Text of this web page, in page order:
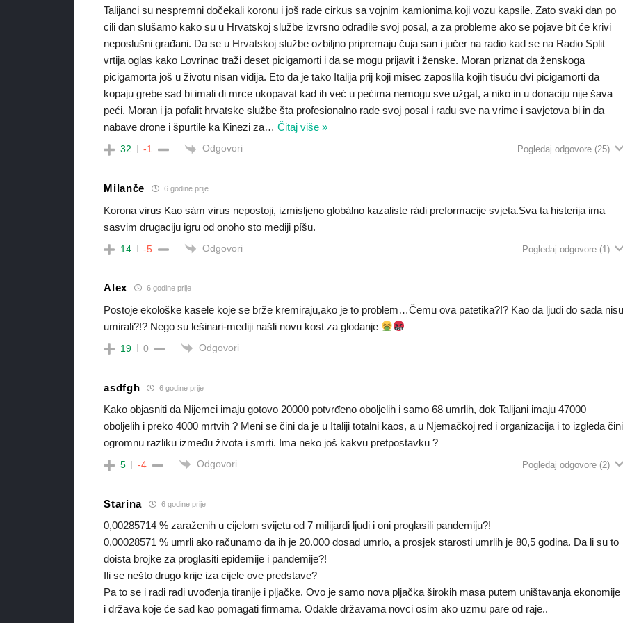
Talijanci su nespremni dočekali koronu i još rade cirkus sa vojnim kamionima koji vozu kapsile. Zato svaki dan po
cili dan slušamo kako su u Hrvatskoj službe izvrsno odradile svoj posal, a za probleme ako se pojave bit će krivi
neposlušni građani. Da se u Hrvatskoj službe ozbiljno pripremaju čuja san i jučer na radio kad se na Radio Split
vrtija oglas kako Lovrinac traži deset picigamorti i da se mogu prijavit i ženske. Moran priznat da ženskoga
picigamorta još u životu nisan vidija. Eto da je tako Italija prij koji misec zaposlila kojih tisuću dvi picigamorti da
kopaju grebe sad bi imali di mrce ukopavat kad ih već u pećima nemogu sve užgat, a niko in u donaciju nije šava
peći. Moran i ja pofalit hrvatske službe šta profesionalno rade svoj posal i radu sve na vrime i savjetova bi in da
nabave drone i špurtile ka Kinezi za…Čitaj više »
32 -1 Odgovori Pogledaj odgovore (25)
Milanče 6 godine prije
Korona virus Kao sám virus nepostoji, izmisljeno globálno kazaliste rádi preformacije svjeta.Sva ta histerija ima
sasvim drugaciju igru od onoho sto mediji píšu.
14 -5 Odgovori Pogledaj odgovore (1)
Alex 6 godine prije
Postoje ekološke kasele koje se brže kremiraju,ako je to problem…Čemu ova patetika?!? Kao da ljudi do sada
umirali?!? Nego su lešinari-mediji našli novu kost za glodanje
19 0 Odgovori
asdfgh 6 godine prije
Kako objasniti da Nijemci imaju gotovo 20000 potvrđeno oboljelih i samo 68 umrlih, dok Talijani imaju 47000
oboljelih i preko 4000 mrtvih ? Meni se čini da je u Italiji totalni kaos, a u Njemačkoj red i organizacija i to izgleda čini
ogromnu razliku između života i smrti. Ima neko još kakvu pretpostavku ?
5 -4 Odgovori Pogledaj odgovore (2)
Starina 6 godine prije
0,00285714 % zaraženih u cijelom svijetu od 7 milijardi ljudi i oni proglasili pandemiju?!
0,00028571 % umrli ako računamo da ih je 20.000 dosad umrlo, a prosjek starosti umrlih je 80,5 godina. Da li su to
doista brojke za proglasiti epidemije i pandemije?!
Ili se nešto drugo krije iza cijele ove predstave?
Pa to se i radi radi uvođenja tiranije i pljačke. Ovo je samo nova pljačka širokih masa putem uništavanja ekonomije
i država koje će sad kao pomagati firmama. Odakle državama novci osim ako uzmu pare od raje..